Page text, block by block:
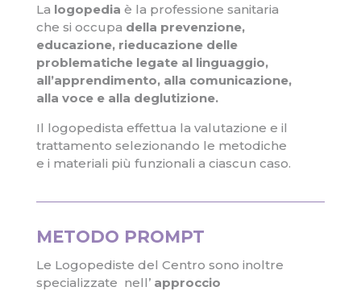
La logopedia è la professione sanitaria
che si occupa della prevenzione,
educazione, rieducazione delle
problematiche legate al linguaggio,
all’apprendimento, alla comunicazione,
alla voce e alla deglutizione.
Il logopedista effettua la valutazione e il
trattamento selezionando le metodiche
e i materiali più funzionali a ciascun caso.
METODO PROMPT
Le Logopediste del Centro sono inoltre
specializzate nell’ approccio